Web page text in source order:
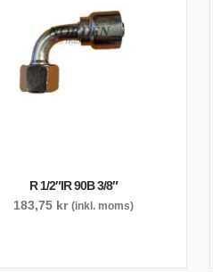
R 1/2″IR 90B 3/8″
183,75 kr (inkl. moms)